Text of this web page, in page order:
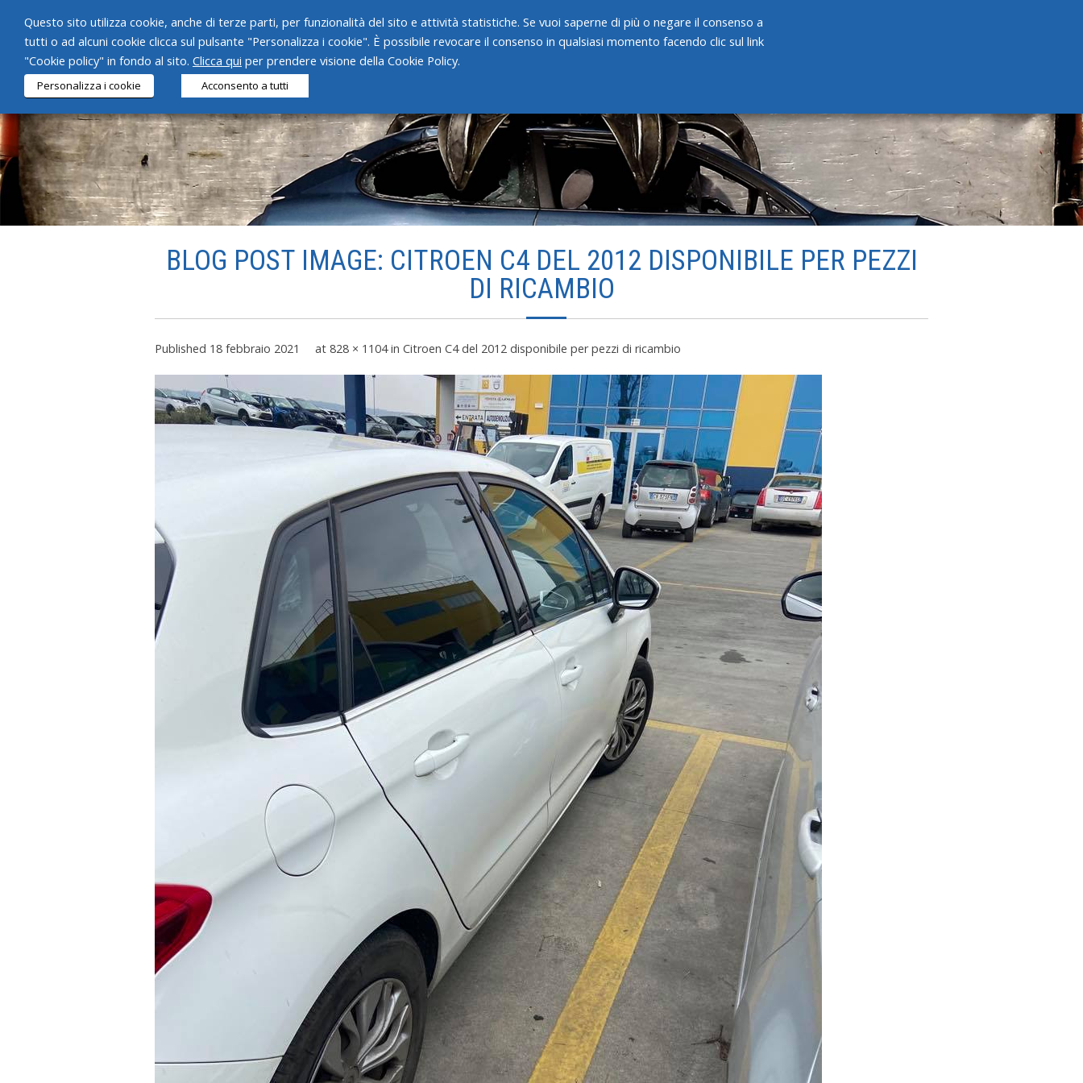
HOME CHI SIAMO SERVIZI PRODOTTI
BLOG POST IMAGE: CITROEN C4 DEL 2012 DISPONIBILE PER PEZZI
DI RICAMBIO
Published 18 febbraio 2021 at 828 × 1104in Citroen C4 del 2012 disponibile per pezzi di ricambio
Questo sito utilizza cookie, anche di terze parti, per funzionalità del sito e attività statistiche. Se vuoi saperne di più o negare il consenso a
tutti o ad alcuni cookie clicca sul pulsante "Personalizza i cookie". È possibile revocare il consenso in qualsiasi momento facendo clic sul link
"Cookie policy" in fondo al sito. Clicca qui per prendere visione della Cookie Policy.
Personalizza i cookie Acconsento a tutti